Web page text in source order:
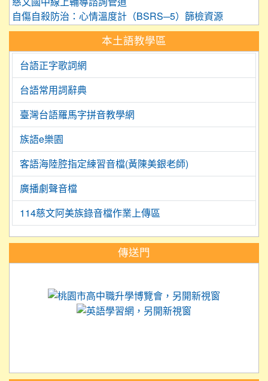
自傷自殺防治：心情溫度計（BSRS─5）篩檢資源
本土語教學區
台語正字歌詞網
台語常用詞辭典
臺灣台語羅馬字拼音教學網
族語e樂園
客語海陸腔指定練習音檔(黃陳美銀老師)
廣播劇聲音檔
114慈文阿美族錄音檔作業上傳區
傳送門